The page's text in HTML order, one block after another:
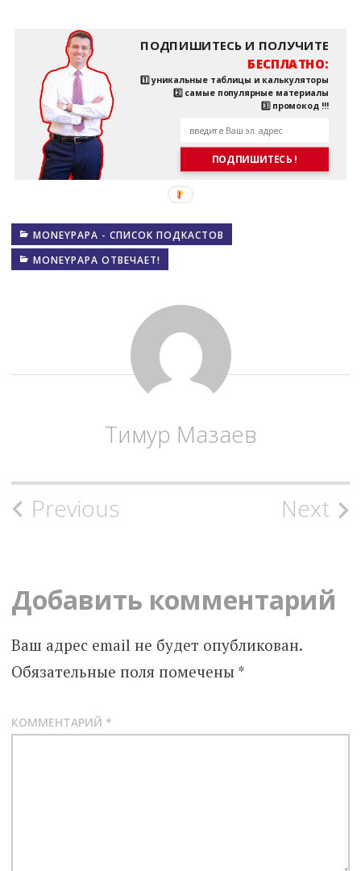
ПОДПИШИТЕСЬ !
ПОДПИШИТЕСЬ И ПОЛУЧИТЕ
БЕСПЛАТНО:
1️⃣ уникальные таблицы и калькуляторы
2️⃣ самые популярные материалы
3️⃣ промокод !!!
MONEYPAPA - СПИСОК ПОДКАСТОВ
MONEYPAPA ОТВЕЧАЕТ!
Тимур Мазаев
Post
Previous Next
Добавить комментарий
Ваш адрес email не будет опубликован.
Обязательные поля помечены *
КОММЕНТАРИЙ *